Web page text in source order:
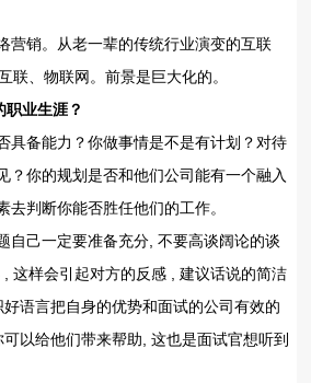
营销。从老一辈的传统行业演变的互联
联、物联网。前景是巨大化的。
职业生涯？
具备能力？你做事情是不是有计划？对待
？你的规划是否和他们公司能有一个融入
去判断你能否胜任他们的工作。
自己一定要准备充分, 不要高谈阔论的谈
这样会引起对方的反感 , 建议话说的简洁
语言把自身的优势和面试的公司有效的
以给他们带来帮助, 这也是面试官想听到